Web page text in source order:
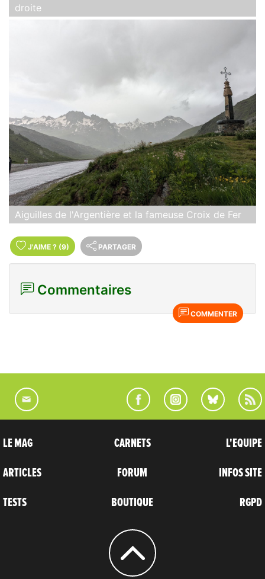
droite
Aiguilles de l'Argentière et la fameuse Croix de Fer
J'AIME ? (9) PARTAGER
Commentaires
COMMENTER
LE MAG
ARTICLES
TESTS
CARNETS
FORUM
BOUTIQUE
L'EQUIPE
INFOS SITE
RGPD